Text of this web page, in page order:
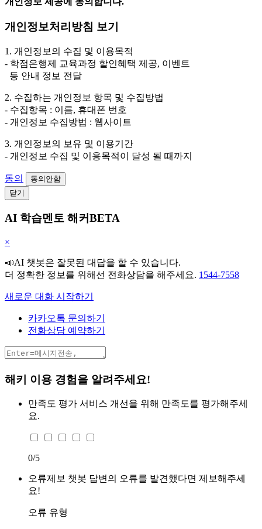
개인정보처리방침 보기
1. 개인정보의 수집 및 이용목적
- 학점은행제 교육과정 할인혜택 제공, 이벤트
등 안내 정보 전달
2. 수집하는 개인정보 항목 및 수집방법
- 수집항목 : 이름, 휴대폰 번호
- 개인정보 수집방법 : 웹사이트
3. 개인정보의 보유 및 이용기간
- 개인정보 수집 및 이용목적이 달성 될 때까지
동의
동의안함
닫기
AI 학습멘토 해커BETA
×
📣AI 챗봇은 잘못된 대답을 할 수 있습니다.
더 정확한 정보를 위해선 전화상담을 해주세요. 1544-7558
새로운 대화 시작하기
카카오톡 문의하기
전화상담 예약하기
해키 이용 경험을 알려주세요!
만족도 평가 서비스 개선을 위해 만족도를 평가해주세
요.
0/5
오류제보 챗봇 답변의 오류를 발견했다면 제보해주세
요!
오류 유형